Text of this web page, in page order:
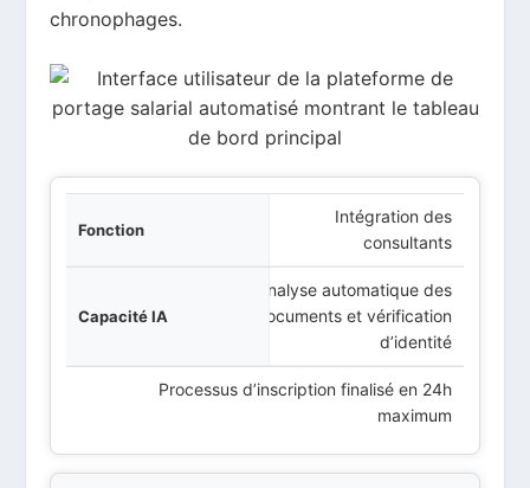
chronophages.
Avantage
Intégration des
consultants
Analyse automatique des
documents et vérification
d’identité
Processus d’inscription finalisé en 24h
maximum